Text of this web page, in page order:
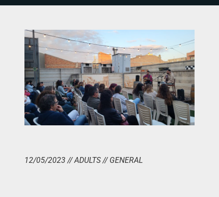
12/05/2023 // ADULTS // GENERAL